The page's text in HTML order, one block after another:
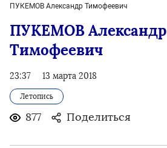
ПУКЕМОВ Александр Тимофеевич
ПУКЕМОВ Александр
Тимофеевич
23:37 13 марта 2018
Летопись
877 Поделиться